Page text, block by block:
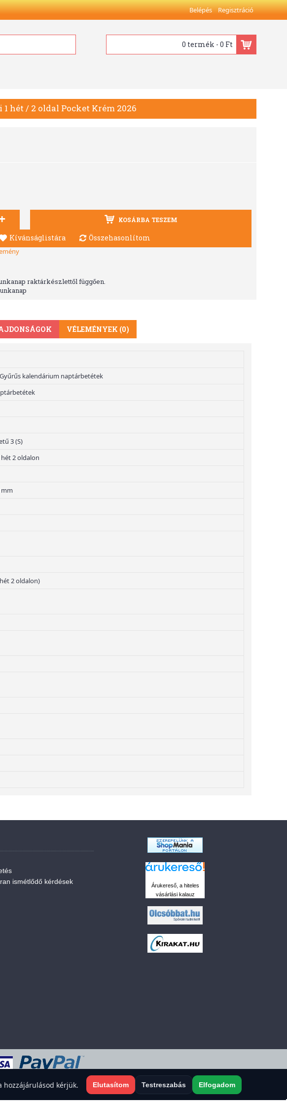
Belépés Regisztráció
0 termék - 0 Ft
hét / 2 oldal Pocket Krém 2026
KOSÁRBA TESZEM
Kívánságlistára Összehasonlítom
raktárkészlettől függően.
VÉLEMÉNYEK (0)
kalendárium naptárbetétek
3 (S)
hét 2 oldalon
mm
2 oldalon)
ismétlődő kérdések
Árukereső, a hiteles
vásárlási kalauz
hozzájárulásod kérjük. Elutasítom Testreszabás Elfogadom
érdekében. Elfogadod a sütiket?